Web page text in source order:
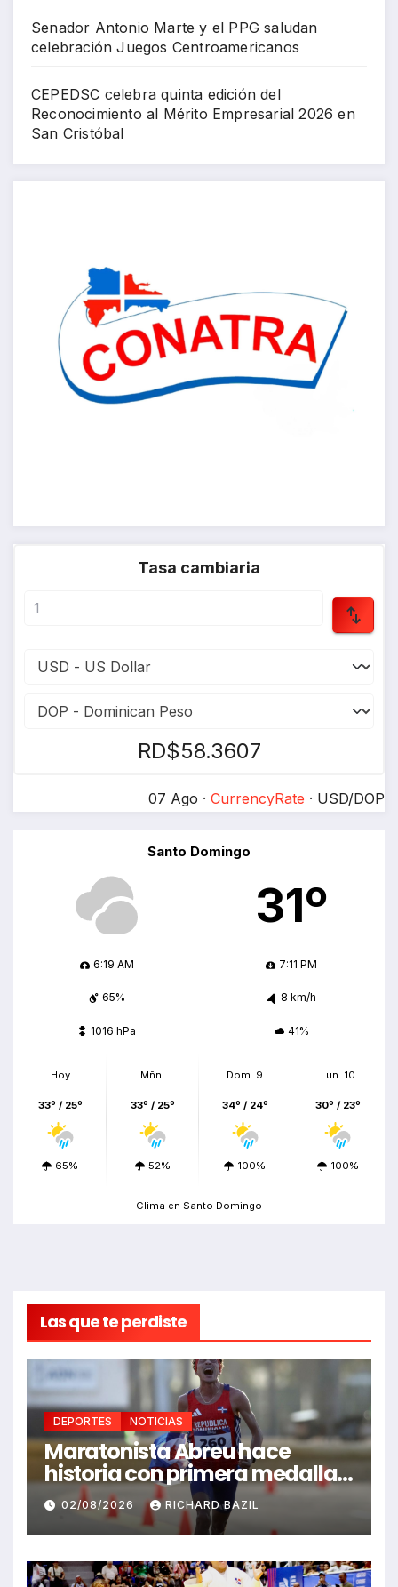
Senador Antonio Marte y el PPG saludan
celebración Juegos Centroamericanos
CEPEDSC celebra quinta edición del
Reconocimiento al Mérito Empresarial 2026 en
San Cristóbal
Tasa cambiaria
RD$58.3607
07 Ago · CurrencyRate · USD/DOP
Santo Domingo
31º
6:19 AM 7:11 PM
65% 8 km/h
1016 hPa 41%
Hoy
33º / 25º
65%
Mñn.
33º / 25º
52%
Dom. 9
34º / 24º
100%
Lun. 10
30º / 23º
100%
Clima en Santo Domingo
Las que te perdiste
DEPORTES NOTICIAS
Maratonista Abreu hace
historia con primera medalla
en Juegos Santo Domingo
2026
02/08/2026 RICHARD BAZIL